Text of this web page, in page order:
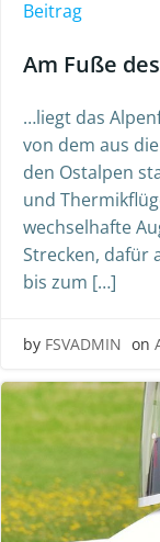
Beitrag
Am Fuße
…liegt das
von dem aus
den Ostalpen
und
wechselhafte
Strecken, dafür
bis zum […]
by FSVADMIN on